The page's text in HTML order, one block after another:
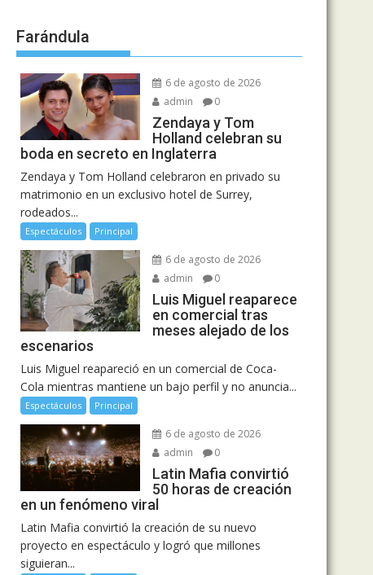
Farándula
6 de agosto de 2026
admin
0
Zendaya y Tom
Holland celebran su
boda en secreto en Inglaterra
Zendaya y Tom Holland celebraron en privado su
matrimonio en un exclusivo hotel de Surrey,
rodeados...
Espectáculos Principal
6 de agosto de 2026
admin
0
Luis Miguel reaparece
en comercial tras
meses alejado de los
escenarios
Luis Miguel reapareció en un comercial de Coca-
Cola mientras mantiene un bajo perfil y no anuncia...
Espectáculos Principal
6 de agosto de 2026
admin
0
Latin Mafia convirtió
50 horas de creación
en un fenómeno viral
Latin Mafia convirtió la creación de su nuevo
proyecto en espectáculo y logró que millones
siguieran...